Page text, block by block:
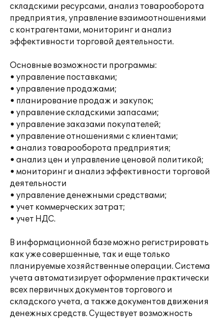
складскими ресурсами, анализ товарооборота
предприятия, управление взаимоотношениями
с контрагентами, мониторинг и анализ
эффективности торговой деятельности.
Основные возможности программы:
• управление поставками;
• управление продажами;
• планирование продаж и закупок;
• управление складскими запасами;
• управление заказами покупателей;
• управление отношениями с клиентами;
• анализ товарооборота предприятия;
• анализ цен и управление ценовой политикой;
• мониторинг и анализ эффективности торговой
деятельности
• управление денежными средствами;
• учет коммерческих затрат;
• учет НДС.
В информационной базе можно регистрировать
как уже совершенные, так и еще только
планируемые хозяйственные операции. Система
учета автоматизирует оформление практически
всех первичных документов торгового и
складского учета, а также документов движения
денежных средств. Существует возможность